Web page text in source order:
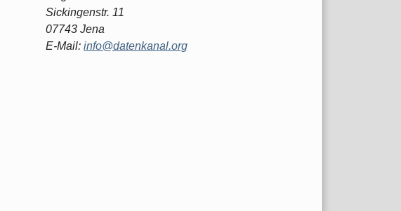
Sickingenstr. 11
07743 Jena
E-Mail:info@datenkanal.org